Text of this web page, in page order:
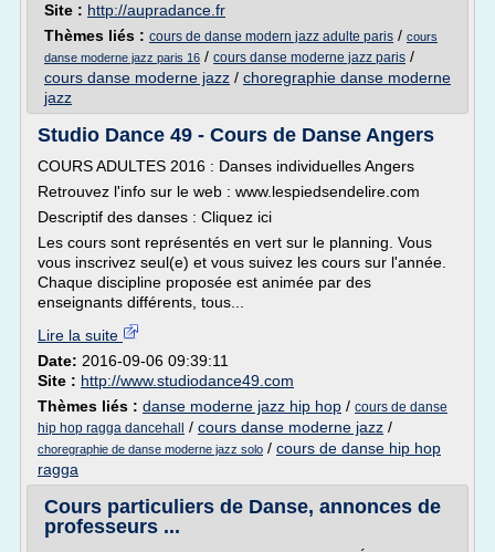
Site : http://aupradance.fr
Thèmes liés : cours de danse modern jazz adulte paris / cours
danse moderne jazz paris 16 / cours danse moderne jazz paris /
cours danse moderne jazz / choregraphie danse moderne
jazz
Studio Dance 49 - Cours de Danse Angers
COURS ADULTES 2016 : Danses individuelles Angers
Retrouvez l'info sur le web : www.lespiedsendelire.com
Descriptif des danses : Cliquez ici
Les cours sont représentés en vert sur le planning. Vous
vous inscrivez seul(e) et vous suivez les cours sur l'année.
Chaque discipline proposée est animée par des
enseignants différents, tous...
Lire la suite
Date: 2016-09-06 09:39:11
Site : http://www.studiodance49.com
Thèmes liés : danse moderne jazz hip hop / cours de danse
hip hop ragga dancehall
/ cours danse moderne jazz /
choregraphie de danse moderne jazz solo / cours de danse hip hop
ragga
Cours particuliers de Danse, annonces de
professeurs ...